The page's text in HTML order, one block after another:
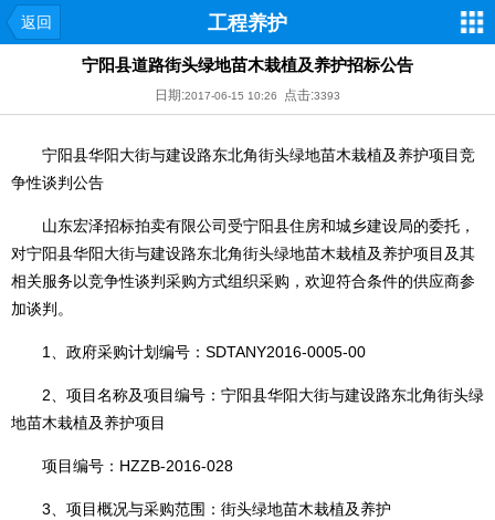
返回 工程养护
宁阳县道路街头绿地苗木栽植及养护招标公告
日期:2017-06-15 10:26 点击:3393
宁阳县华阳大街与建设路东北角街头绿地苗木栽植及养护项目竞
争性谈判公告
山东宏泽招标拍卖有限公司受宁阳县住房和城乡建设局的委托，
对宁阳县华阳大街与建设路东北角街头绿地苗木栽植及养护项目及其
相关服务以竞争性谈判采购方式组织采购，欢迎符合条件的供应商参
加谈判。
1、政府采购计划编号：SDTANY2016-0005-00
2、项目名称及项目编号：宁阳县华阳大街与建设路东北角街头绿
地苗木栽植及养护项目
项目编号：HZZB-2016-028
3、项目概况与采购范围：街头绿地苗木栽植及养护